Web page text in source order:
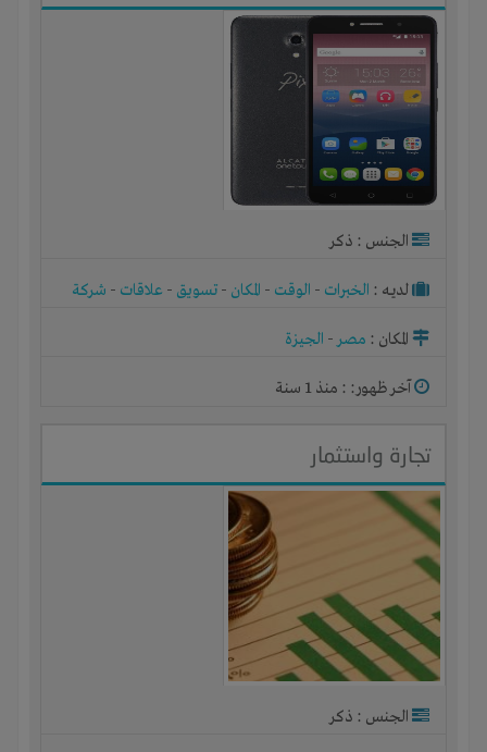
الجنس : ذكر
لديـه : الخبرات - الوقت - المكان - تسويق - علاقات - شركة
المكان : مصر- الجيزة
آخر ظهور: : منذ 1 سنة
تجارة واستثمار
الجنس : ذكر